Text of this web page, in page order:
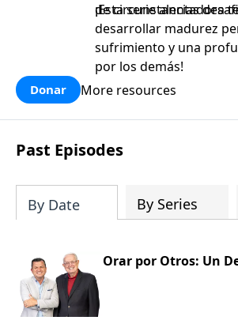
de circunstancias
¡Esta serie alentadora
desarrollar madurez
sufrimiento y una
por los demás!
Donar More resources
Past Episodes
By Date By Series
Orar por Otros: Un